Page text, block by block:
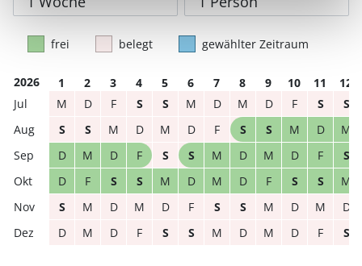
frei belegt gewählter Zeitraum
2026 1 2 3 4 5 6 7 8 9 10 11
12
M
D F S S M D M D F S
S
S
S M D M D F S S M D
M
D
M D F S S M D M D F
S
D
F S S M D M D F S S
M
S
M D M D F S S M D M
D
D
M D F S S M D M D F S